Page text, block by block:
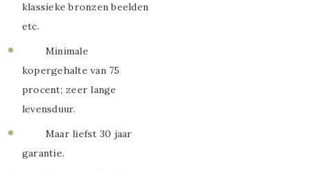
klassieke bronzen beelden
etc.
Minimale
kopergehalte van 75
procent; zeer lange
levensduur.
Maar liefst 30 jaar
garantie.